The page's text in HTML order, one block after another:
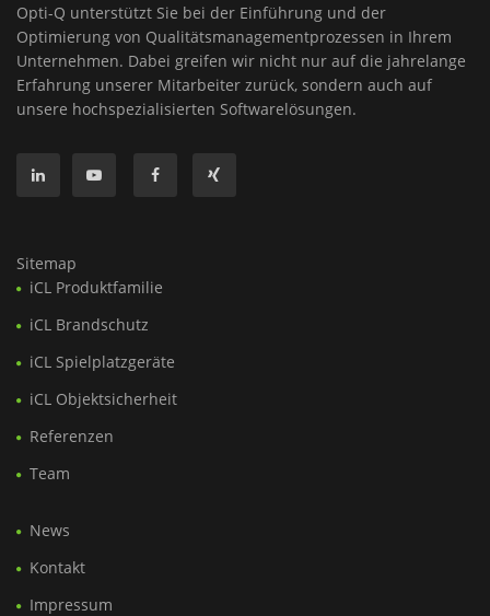
Opti-Q unterstützt Sie bei der Einführung und der
Optimierung von Qualitätsmanagementprozessen in Ihrem
Unternehmen. Dabei greifen wir nicht nur auf die jahrelange
Erfahrung unserer Mitarbeiter zurück, sondern auch auf
unsere hochspezialisierten Softwarelösungen.
Sitemap
iCL Produktfamilie
iCL Brandschutz
iCL Spielplatzgeräte
iCL Objektsicherheit
Referenzen
Team
News
Kontakt
Impressum